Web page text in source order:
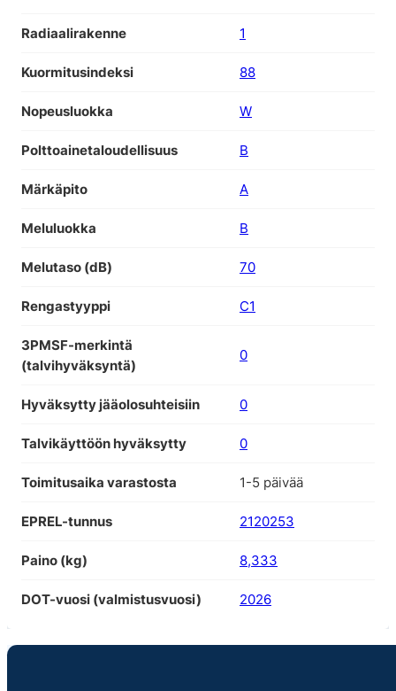
Radiaalirakenne 1
Kuormitusindeksi 88
Nopeusluokka W
Polttoainetaloudellisuus B
Märkäpito A
Meluluokka B
Melutaso (dB) 70
Rengastyyppi C1
3PMSF-merkintä
(talvihyväksyntä)
0
Hyväksytty jääolosuhteisiin 0
Talvikäyttöön hyväksytty 0
Toimitusaika varastosta 1-5 päivää
EPREL-tunnus 2120253
Paino (kg) 8,333
DOT-vuosi (valmistusvuosi) 2026